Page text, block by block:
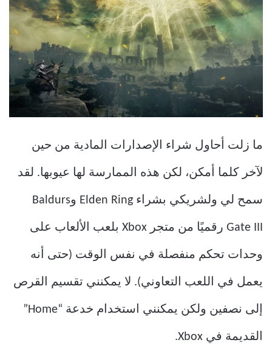
ما زلت أحاول شراء الإصدارات المادية من حين
لآخر كلما أمكن، لكن هذه الممارسة لها عيوبها. لقد
سمح لي ولشريكي بشراء Elden Ring وBaldurs
Gate III رقميًا من متجر Xbox بلعب الألعاب على
وحدات تحكم منفصلة في نفس الوقت (حتى أنه
يعمل في اللعب التعاوني). لا يمكنني تقسيم القرص
إلى نصفين ولكن يمكنني استخدام خدعة “Home”
القديمة في Xbox.